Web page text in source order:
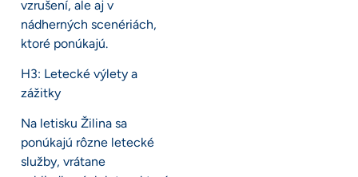
vzrušení, ale aj v
nádherných scenériách,
ktoré ponúkajú.
H3: Letecké výlety a
zážitky
Na letisku Žilina sa
ponúkajú rôzne letecké
služby, vrátane